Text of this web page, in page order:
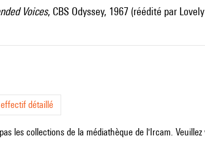
Voices, CBS Odyssey, 1967 (réédité par
détaillé
les collections de la médiathèque de l'Ircam.